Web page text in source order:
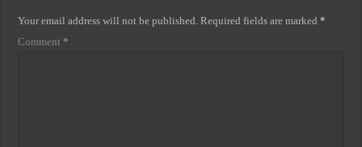
Your email address will not be published. Required fields are marked*
Comment *